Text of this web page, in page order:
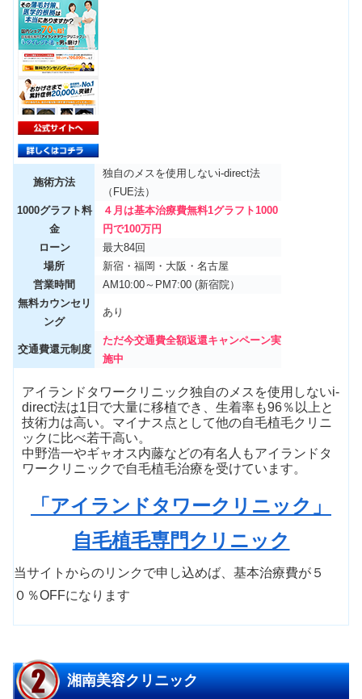
施術方法
独自のメスを使用しないi-direct法
（FUE法）
1000グラフト料
金
４月は基本治療費無料1グラフト1000
円で100万円
ローン
最大84回
場所
新宿・福岡・大阪・名古屋
営業時間
AM10:00～PM7:00 (新宿院）
無料カウンセリ
ング
あり
交通費還元制度
ただ今交通費全額返還キャンペーン実
施中
アイランドタワークリニック独自のメスを使用しないi-
direct法は1日で大量に移植でき、生着率も96％以上と
技術力は高い。マイナス点として他の自毛植毛クリニ
ックに比べ若干高い。
中野浩一やギャオス内藤などの有名人もアイランドタ
ワークリニックで自毛植毛治療を受けています。
「アイランドタワークリニック」
自毛植毛専門クリニック
当サイトからのリンクで申し込めば、基本治療費が５
０％OFFになります
湘南美容クリニック